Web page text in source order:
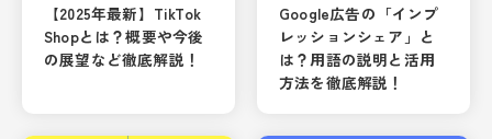
【2025年最新】TikTok
Shopとは？概要や今後
の展望など徹底解説！
Google広告の「インプ
レッションシェア」と
は？用語の説明と活用
方法を徹底解説！